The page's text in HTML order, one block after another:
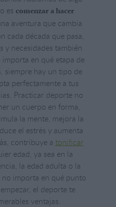
es comenzar a hacer
aventura que cambia
cada década que pasa,
y necesidades también
en qué etapa de
siempre hay un tipo de
perfectamente a tus
Practicar deporte no
un cuerpo en forma,
la mente, mejora la
el estrés y aumenta
contribuye a tonificar
edad, ya sea en la
la edad adulta o la
no importa en qué punto
el deporte te
ventajas.